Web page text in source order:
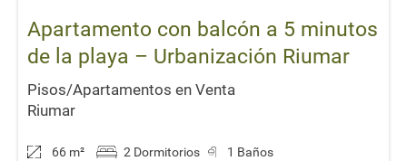
Apartamento con balcón a 5 minutos
de la playa – Urbanización Riumar
Pisos/Apartamentos en Venta
Riumar
66 m² 2 Dormitorios 1 Baños